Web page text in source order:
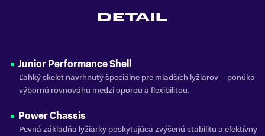
KLIPSY
4 klipsy
SEZÓNA
ZNAČKA
DETAIL
Junior Performance Shell
Ľahký skelet navrhnutý špeciálne pre mladších lyžiarov – ponúka
výbornú rovnováhu medzi oporou a flexibilitou.
Power Chassis
Pevná základňa lyžiarky poskytujúca zvýšenú stabilitu a efektívny